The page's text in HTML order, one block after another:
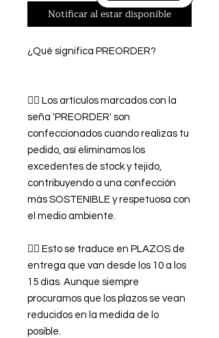
Notificar al estar disponible
¿Qué significa PREORDER?
👉🏿 Los artículos marcados con la
seña 'PREORDER' son
confeccionados cuando realizas tu
pedido, así eliminamos los
excedentes de stock y tejido,
contribuyendo a una confección
más SOSTENIBLE y respetuosa con
el medio ambiente.
👉🏿 Esto se traduce en PLAZOS de
entrega que van desde los 10 a los
15 días. Aunque siempre
procuramos que los plazos se vean
reducidos en la medida de lo
posible.